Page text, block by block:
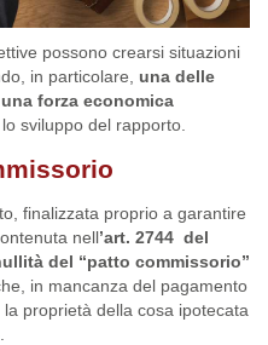
possono crearsi situazioni
in particolare, una delle
forza economica
sviluppo del rapporto.
finalizzata proprio a garantire
nell’art. 2744 del
del “patto commissorio”
in mancanza del pagamento
proprietà della cosa ipotecata